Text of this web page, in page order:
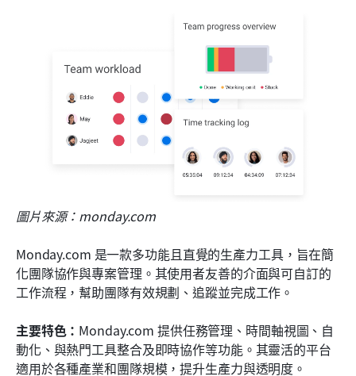
圖片來源：monday.com
Monday.com 是一款多功能且直覺的生產力工具，旨在簡
化團隊協作與專案管理。其使用者友善的介面與可自訂的
工作流程，幫助團隊有效規劃、追蹤並完成工作。
主要特色： Monday.com 提供任務管理、時間軸視圖、自
動化、與熱門工具整合及即時協作等功能。其靈活的平台
適用於各種產業和團隊規模，提升生產力與透明度。